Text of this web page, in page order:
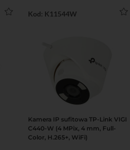
Kod: K11544W
Do koszyka Podgląd
Kamera IP sufitowa TP-Link VIGI
C440-W (4 MPix, 4 mm, Full-
Color, H.265+, WiFi)